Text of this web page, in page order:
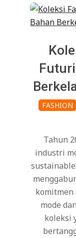
2026-
01-
FASHION
Tahun
industri
komitmen
mode
koleksi